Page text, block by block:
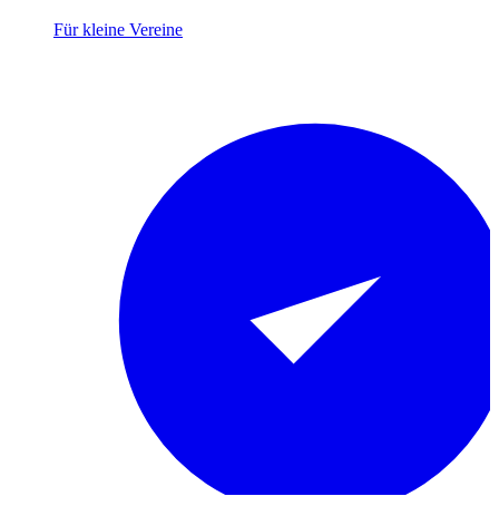
Für kleine Vereine